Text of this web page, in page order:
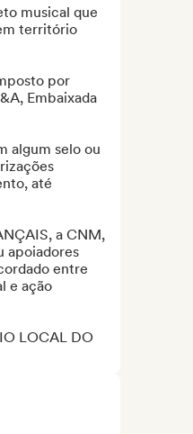
musical que
território
por
Embaixada
algum selo ou
até
a CNM,
apoiadores
entre
e ação
LOCAL DO